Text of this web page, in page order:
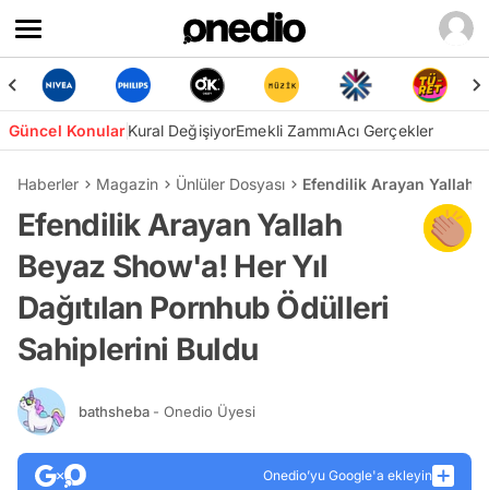
Güncel KonularKural DeğişiyorEmekli ZammıAcı Gerçekler
Haberler Magazin Ünlüler Dosyası Efendilik Arayan Yallah
Efendilik Arayan Yallah
Beyaz Show'a! Her Yıl
Dağıtılan Pornhub Ödülleri
Sahiplerini Buldu
bathsheba - Onedio Üyesi
Onedio’yu Google'a ekleyin